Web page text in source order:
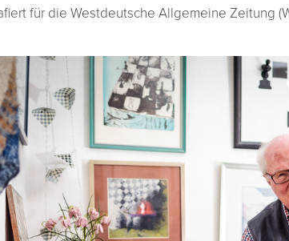
für die Westdeutsche Allgemeine Zeitung